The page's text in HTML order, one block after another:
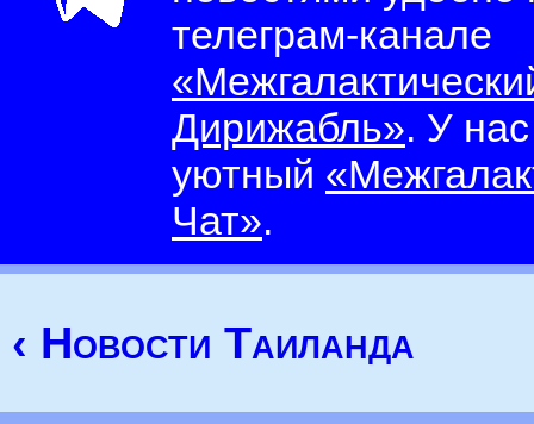
телеграм-канале
Дирижабль». У
уютный
Чат».
‹ Новости Таиланда